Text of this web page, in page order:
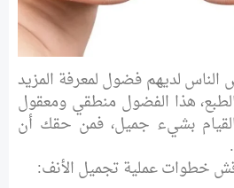
لديهم فضول لمعرفة المزيد
هذا الفضول منطقي ومعقول
بشيء جميل، فمن حقك أن
خطوات عملية تجميل الأنف: